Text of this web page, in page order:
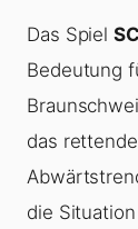
Das Spiel
Bedeutung
das
die